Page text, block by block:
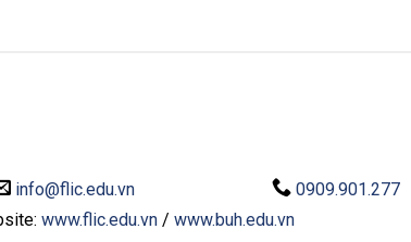
info@flic.edu.vn
0909.901.277
www.flic.edu.vn/ www.buh.edu.vn